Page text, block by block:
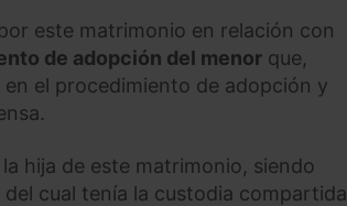
este matrimonio en relación con
de adopción del menor que,
el procedimiento de adopción y
hija de este matrimonio, siendo
cual tenía la custodia compartida